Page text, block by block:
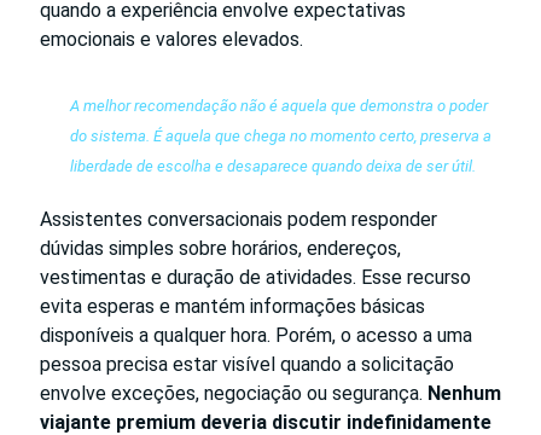
quando a experiência envolve expectativas
emocionais e valores elevados.
A melhor recomendação não é aquela que demonstra o poder
do sistema. É aquela que chega no momento certo, preserva a
liberdade de escolha e desaparece quando deixa de ser útil.
Assistentes conversacionais podem responder
dúvidas simples sobre horários, endereços,
vestimentas e duração de atividades. Esse recurso
evita esperas e mantém informações básicas
disponíveis a qualquer hora. Porém, o acesso a uma
pessoa precisa estar visível quando a solicitação
envolve exceções, negociação ou segurança. Nenhum
viajante premium deveria discutir indefinidamente